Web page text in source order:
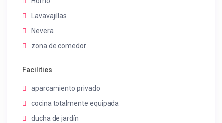
Lavavajillas
Nevera
zona de comedor
Facilities
aparcamiento privado
cocina totalmente equipada
ducha de jardín